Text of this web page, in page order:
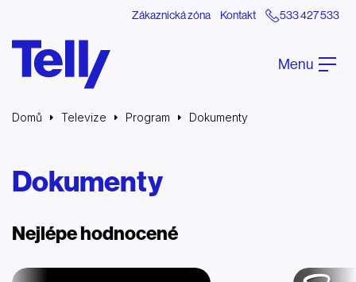
Zákaznická zóna Kontakt 533 427 533
Menu
Domů Televize Program Dokumenty
Dokumenty
Nejlépe hodnocené